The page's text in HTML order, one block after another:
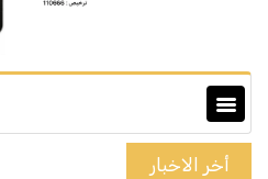
أخر الاخبار